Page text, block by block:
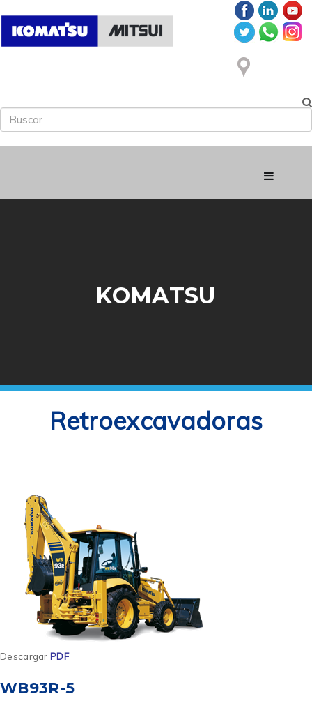
KOMATSU
Retroexcavadoras
Descargar PDF
WB93R-5